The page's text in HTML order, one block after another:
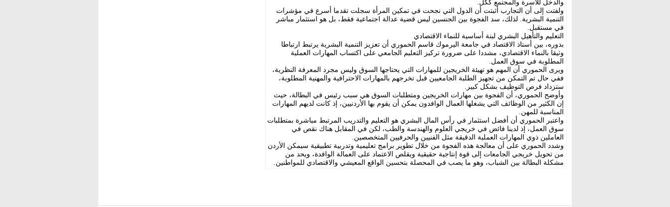
والدخل للأسرة والمجتمع ككل.
ولفتت إلى أن التجارب أثبتت أن الدول التي نجحت في تمكين المرأة سجلت تقدما أسرع في مؤشرات
التنمية البشرية. لذلك، سد الفجوة بين الجنسين ليس قضية عدالة اجتماعية فقط، بل هو استثمار مباشر
في مستقبل.
التعليم والتأهيل البشري لبنة أساسية للنماء الاقتصادي
بدوره، بين أستاذ الاقتصاد في جامعة اليرموك قاسم الحموري أن تعزيز التنمية البشرية يرتبط ارتباطا
وثيقا بالنماء الاقتصادي، مشددا على ضرورة تركيز التعليم الجامعي على اكتساب المهارات العملية
المطلوبة في سوق العمل.
ويرى الحموري أن المهم هو تهيئة الخريجين للمهارات التي يحتاجها السوق وليس مجرد المعرفة النظرية،
ففي حال تم التمكن من تجهيز الطلبة الجامعيين قبل تخرجهم بالمهارات الاحترافية والمهنية المطلوبة،
ستزداد فرص التوظيف بشكل كبير.
وأوضح الحموري، أن الفجوة بين مهارات الخريجين ومتطلبات السوق هي سبب رئيس في البطالة، حيث
إن الكثير من الوظائف التي يشغلها العمال الوافدون يمكن أن يقوم بها الأردنيين، إذ كانت لديهم المهارات
المناسبة للمهن.
واعتبر الحموري أن أفضل استثمار في رأس المال البشري هو التعليم والتدريب المرتبط مباشرة بمتطلبات
سوق العمل، إذ لدينا فائض في خريجي العلوم والهندسة والطب، لكن في المقابل هناك نقص في
العاملين ذوي المهارات العملية الدقيقة مثل الفنيين والحرفيين المتخصصين.
وشدد الحموري على أن معالجة هذه الفجوة من خلال تطوير برامج تعليمية وتدربية تطبيقية سيمكن الأردن
من تحويل خريجي الجامعات إلى قوة إنتاجية حقيقية ويقلص الاعتماد على العمالة الوافدة، ويحد من
مشكلة البطالة بين الشباب، وهو ما يصب في المحصلة بتحسين الواقع المعيشي والاقتصادي للمواطنين.